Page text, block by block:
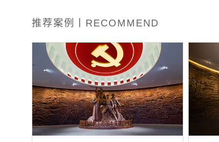
推荐案例丨RECOMMEND